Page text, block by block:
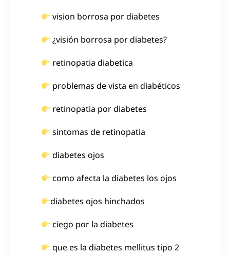
vision borrosa por diabetes
¿visión borrosa por diabetes?
retinopatia diabetica
problemas de vista en diabéticos
retinopatia por diabetes
sintomas de retinopatia
diabetes ojos
como afecta la diabetes los ojos
diabetes ojos hinchados
ciego por la diabetes
que es la diabetes mellitus tipo 2